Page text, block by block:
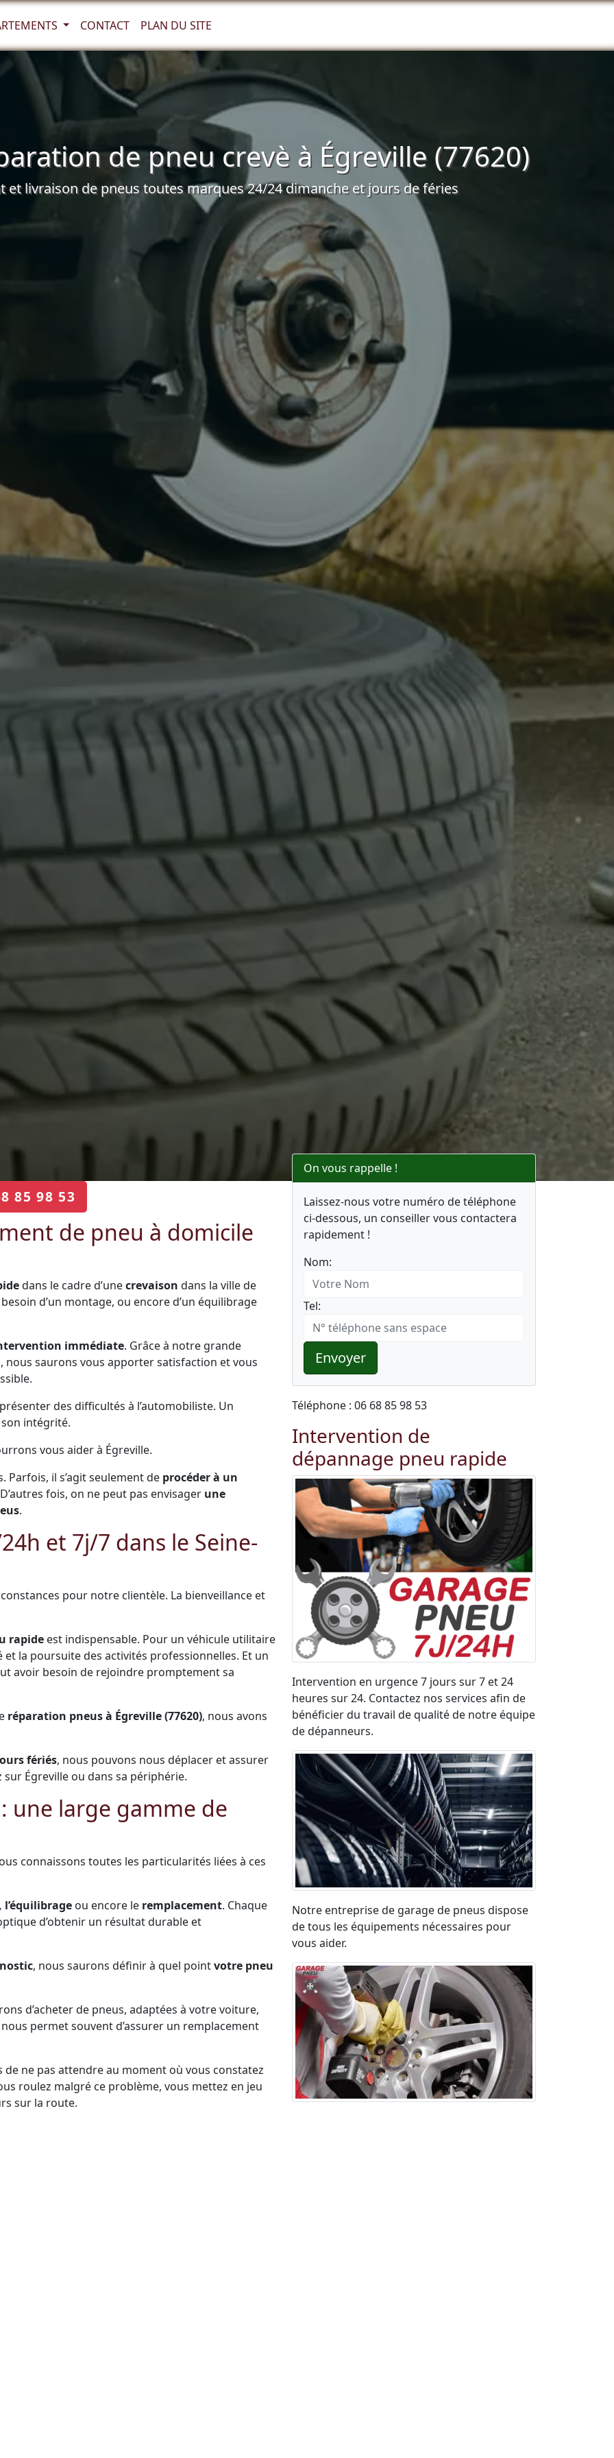
CONTACT PLAN DU SITE
de pneu crevè à Égreville (77620)
et livraison de pneus toutes marques 24/24 dimanche et jours de féries
85 98 53
de pneu à domicile
dans le cadre d’unecrevaison dans la ville de
d’un montage, ou encore d’un équilibrage
immédiate. Grâce à notre grande
nous saurons vous apporter satisfaction et vous
des difficultés à l’automobiliste. Un
intégrité.
vous aider à Égreville.
Parfois, il s’agit seulement de procéder à un
fois, on ne peut pas envisager une
.
et 7j/7 dans le Seine-
pour notre clientèle. La bienveillance et
rapide est indispensable. Pour un véhicule utilitaire
la poursuite des activités professionnelles. Et un
avoir besoin de rejoindre promptement sa
réparation pneus à Égreville (77620), nous avons
fériés, nous pouvons nous déplacer et assurer
Égreville ou dans sa périphérie.
une large gamme de
connaissons toutes les particularités liées à ces
ou encore le remplacement. Chaque
d’obtenir un résultat durable et
, nous saurons définir à quel pointvotre pneu
d’acheter de pneus, adaptées à votre voiture,
permet souvent d’assurer un remplacement
ne pas attendre au moment où vous constatez
roulez malgré ce problème, vous mettez en jeu
sur la route.
On vous rappelle !
Laissez-nous votre numéro de téléphone
ci-dessous, un conseiller vous contactera
rapidement !
Nom:
Tel:
Envoyer
Téléphone : 06 68 85 98 53
Intervention de
dépannage pneu rapide
Intervention en urgence 7 jours sur 7 et 24
heures sur 24. Contactez nos services afin de
bénéficier du travail de qualité de notre équipe
de dépanneurs.
Notre entreprise de garage de pneus dispose
de tous les équipements nécessaires pour
vous aider.